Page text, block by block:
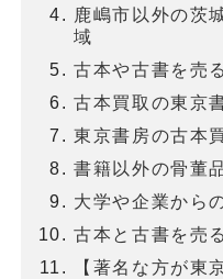
鹿嶋市以外の茨
域
古本や古書を売
古本買取の東京
東京書房の古本
書籍以外の骨董
大学や企業から
古本と古書を売
【著名な方が東